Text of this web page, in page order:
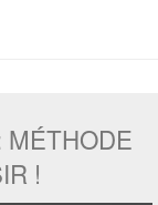
MÉTHODE
!